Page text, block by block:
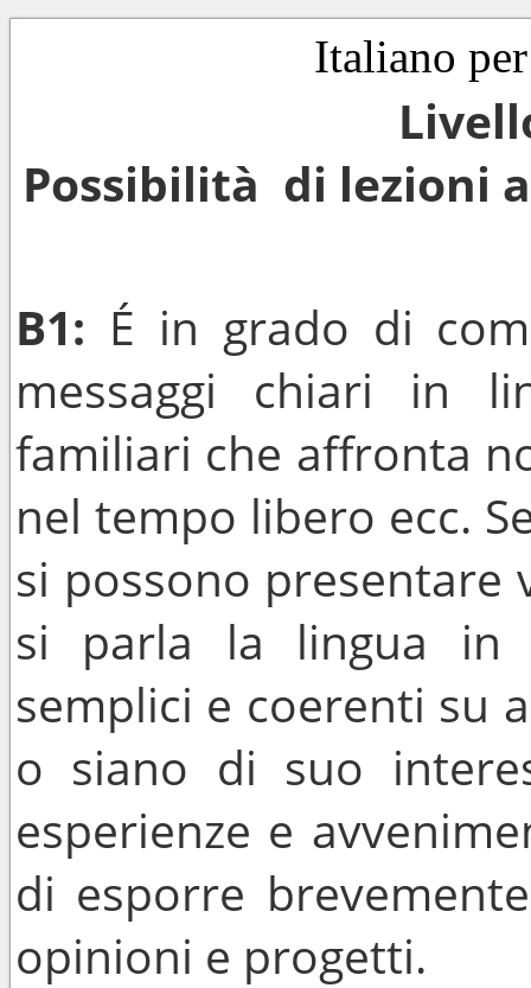
Italiano
Possibilità di lezioni
B1: É in grado di
messaggi chiari in
familiari che affronta
nel tempo libero ecc.
si possono presentare
si parla la lingua in
semplici e coerenti su
o siano di suo
esperienze e
di esporre
opinioni e progetti.